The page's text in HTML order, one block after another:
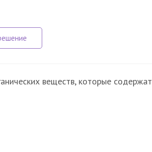
веществ, которые содержат